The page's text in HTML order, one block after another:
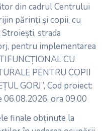
din cadrul Centrului
părinți și copii, cu
strada
pentru implementarea
CU
PENTRU COPII
GORJ”, Cod proiect:
06.08.2026, ora 09.00
finale obținute la